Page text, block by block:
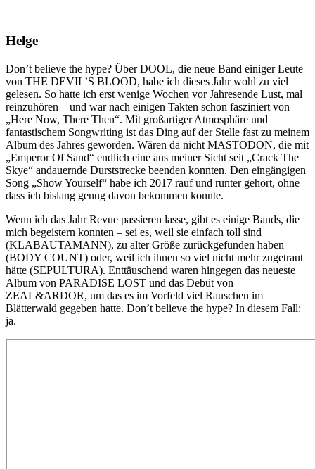
Helge
Don’t believe the hype? Über DOOL, die neue Band einiger Leute
von THE DEVIL’S BLOOD, habe ich dieses Jahr wohl zu viel
gelesen. So hatte ich erst wenige Wochen vor Jahresende Lust, mal
reinzuhören – und war nach einigen Takten schon fasziniert von
„Here Now, There Then“. Mit großartiger Atmosphäre und
fantastischem Songwriting ist das Ding auf der Stelle fast zu meinem
Album des Jahres geworden. Wären da nicht MASTODON, die mit
„Emperor Of Sand“ endlich eine aus meiner Sicht seit „Crack The
Skye“ andauernde Durststrecke beenden konnten. Den eingängigen
Song „Show Yourself“ habe ich 2017 rauf und runter gehört, ohne
dass ich bislang genug davon bekommen konnte.
Wenn ich das Jahr Revue passieren lasse, gibt es einige Bands, die
mich begeistern konnten – sei es, weil sie einfach toll sind
(KLABAUTAMANN), zu alter Größe zurückgefunden haben
(BODY COUNT) oder, weil ich ihnen so viel nicht mehr zugetraut
hätte (SEPULTURA). Enttäuschend waren hingegen das neueste
Album von PARADISE LOST und das Debüt von
ZEAL&ARDOR, um das es im Vorfeld viel Rauschen im
Blätterwald gegeben hatte. Don’t believe the hype? In diesem Fall:
ja.